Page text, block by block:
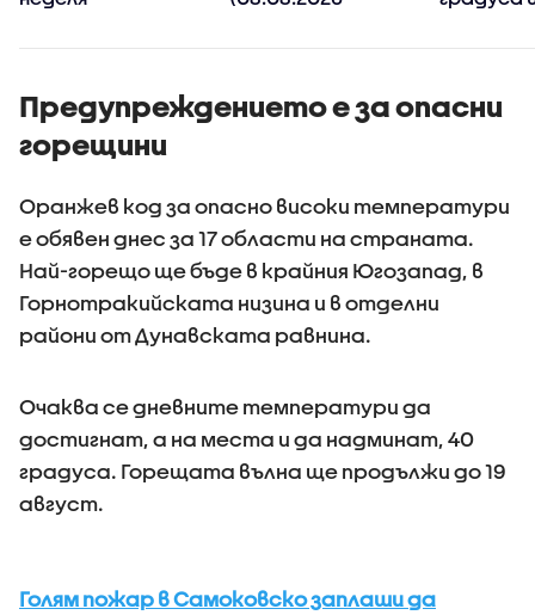
Предупреждението е за опасни
горещини
Оранжев код за опасно високи температури
е обявен днес за 17 области на страната.
Най-горещо ще бъде в крайния Югозапад, в
Горнотракийската низина и в отделни
райони от Дунавската равнина.
Очаква се дневните температури да
достигнат, а на места и да надминат, 40
градуса. Горещата вълна ще продължи до 19
август.
Голям пожар в Самоковско заплаши да